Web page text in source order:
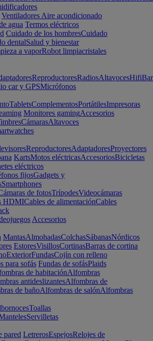
Ventiladores Aire acondicionado
agua Termos eléctricos
Cuidado de los hombresCuidado
dentalSalud y bienestar
a vaporRobot limpiacristales
ReproductoresRadiosAltavocesHifi
car y GPSMicrófonos
TabletsComplementosPortátilesImpresoras
Monitores gamingAccesorios
CámarasAltavoces
ReproductoresAdaptadoresProyectores
KartsMotos eléctricasAccesoriosBicicletas
eléctricos
fijosGadgets y
Smartphones
de fotosTrípodesVideocámaras
HDMICables de alimentaciónCables
Accesorios
MantasAlmohadasColchasSábanasNórdicos
EstoresVisillosCortinasBarras de cortina
ExteriorFundasCojín con relleno
para sofás Fundas de sofásPlaids
de habitaciónAlfombras
antideslizantesAlfombras de
de bañoAlfombras de salónAlfombras
Toallas
Servilletas
pared LetrerosEspejosRelojes de